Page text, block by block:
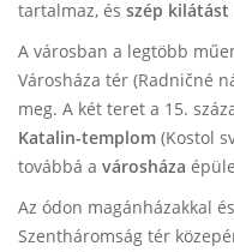
tartalmaz, és szép
A városban a legtöbb
Városháza tér (Radničné
meg. A két teret a 15.
Katalin-templom (Kostol
továbbá a városháza
Az ódon magánházakkal
Szentháromság tér